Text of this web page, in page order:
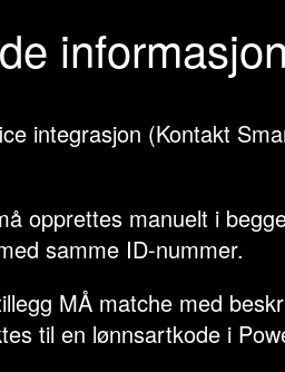
integrasjon (Kontakt
opprettes manuelt i
samme ID-nummer.
MÅ matche med
til en lønnsartkode i